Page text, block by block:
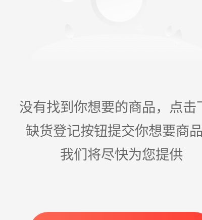
没有找到你想要的商品，点击
缺货登记按钮提交你想要商品
我们将尽快为您提供